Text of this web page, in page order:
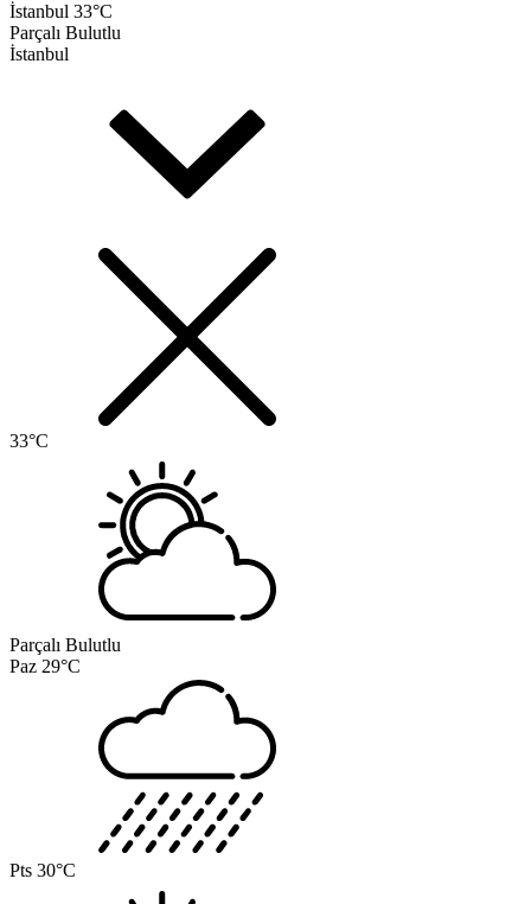
İstanbul 33°C
Parçalı Bulutlu
İstanbul
33°C
Parçalı Bulutlu
Paz 29°C
Pts 30°C